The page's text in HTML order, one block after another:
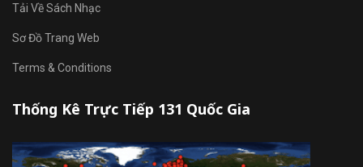
Tải Về Sách Nhạc
Sơ Đồ Trang Web
Terms & Conditions
Thống Kê Trực Tiếp 131 Quốc Gia